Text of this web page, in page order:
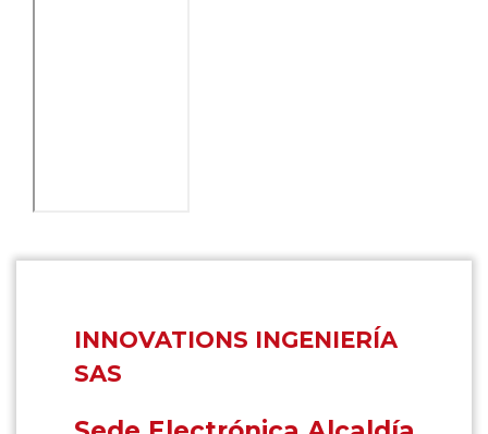
INNOVATIONS INGENIERÍA
SAS